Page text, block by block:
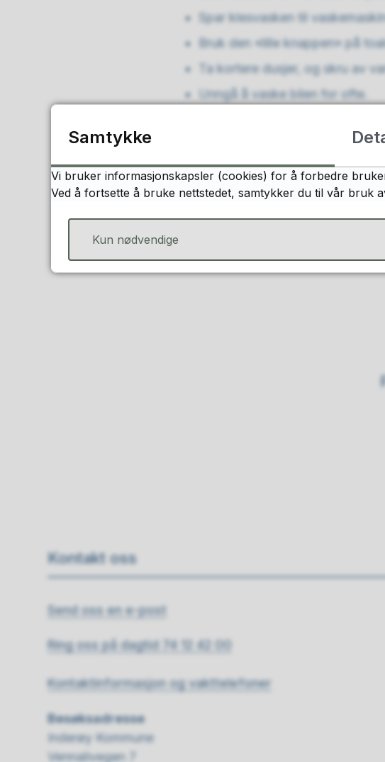
Spar klesvasken til
Bruk den «lille knappen» på
Ta kortere dusjer, og skru av
Unngå å vaske bilen for ofte.
Gode grunner til å
Redusere kostnader, også din
Du bidrar til å redusere bruk
Kontakt oss
Send oss en e-post
Ring oss på dagtid 74 12 42 00
Kontaktinformasjon og vakttelefoner
Besøksadresse
Inderøy Kommune
Vennalivegen 7
Samtykke
Vi bruker informasjonskapsler (cookies) for å forbedre
Ved å fortsette å bruke nettstedet, samtykker du til vår bruk
Kun nødvendige